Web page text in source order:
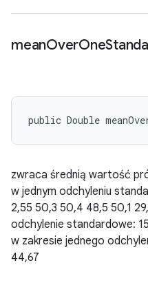
meanOverOne
public Double
zwraca średnią wartość
w jednym odchyleniu
2,55 50,3 50,4 48,5 50,1
odchylenie standardowe:
w zakresie jednego
44,67